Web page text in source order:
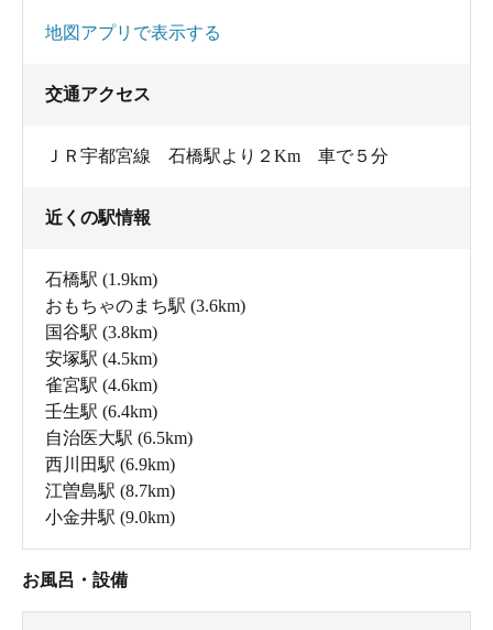
地図アプリで表示する
交通アクセス
ＪＲ宇都宮線 石橋駅より２Km 車で５分
近くの駅情報
石橋駅 (1.9km)
おもちゃのまち駅 (3.6km)
国谷駅 (3.8km)
安塚駅 (4.5km)
雀宮駅 (4.6km)
壬生駅 (6.4km)
自治医大駅 (6.5km)
西川田駅 (6.9km)
江曽島駅 (8.7km)
小金井駅 (9.0km)
お風呂・設備